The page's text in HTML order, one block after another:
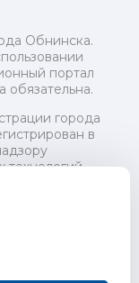
Обнинска.
портал
города
в
технологий
24 июля
ФС77-73321
округа "Город
Е.А.